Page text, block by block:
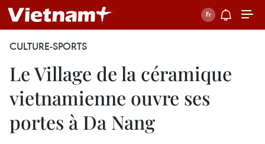
CULTURE-SPORTS
Le Village de la céramique
vietnamienne ouvre ses
portes à Da Nang